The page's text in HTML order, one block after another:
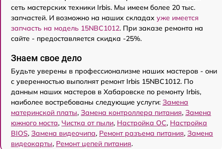
сеть мастерских техники Irbis. Мы имеем более 20 тыс.
запчастей. И возможно на наших складах уже имеется
запчасть на модель 15NBC1012. При заказе ремонта на
сайте - предоставляется скидка -25%.
Знаем свое дело
Будьте уверены в профессионализме наших мастеров - они
с уверенностью выполнят ремонт Irbis 15NBC1012. По
данным наших мастеров в Хабаровске по ремонту Irbis,
наиболее востребованы следующие услуги: Замена
материнской платы, Замена контроллера питания, Замена
южного моста, Чистка от пыли, Настройка ОС, Настройка
BIOS, Замена видеочипа, Ремонт разъема питания, Замена
видеокарты, Ремонт цепей питания.